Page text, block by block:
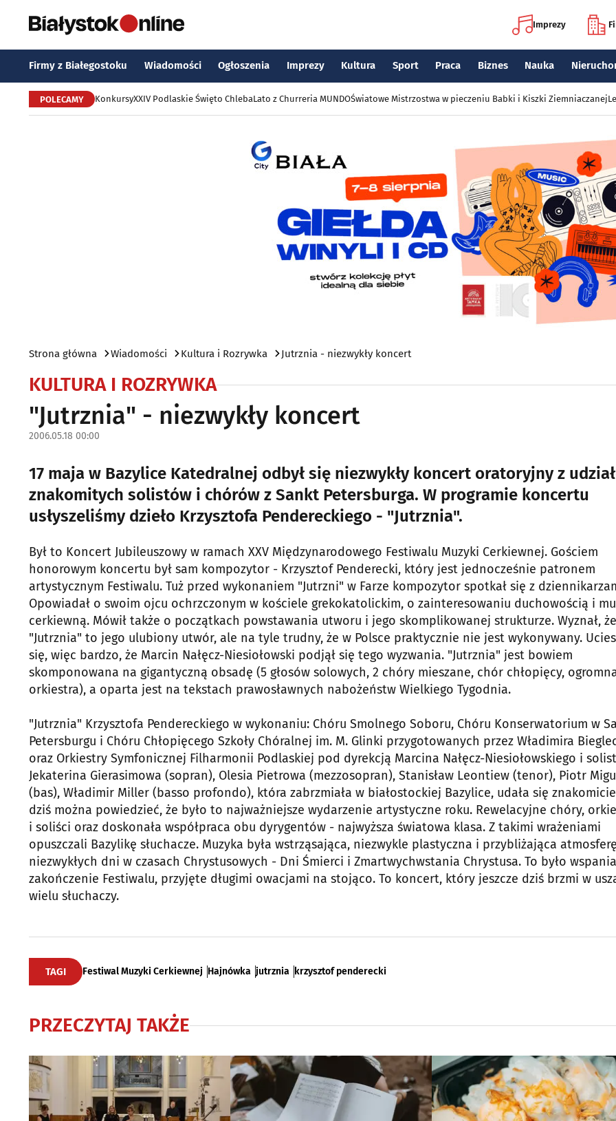
Imprezy
Firmy z Białegostoku Wiadomości Ogłoszenia Imprezy Kultura Sport Praca Biznes Nauka
POLECAMY KonkursyXXIV Podlaskie Święto ChlebaLato z Churreria MUNDOŚwiatowe Mistrzostwa w pieczeniu Babki i Kiszki Ziemniaczanej
Strona główna Wiadomości Kultura i Rozrywka Jutrznia - niezwykły koncert
KULTURA I ROZRYWKA
"Jutrznia" - niezwykły koncert
2006.05.18 00:00
17 maja w Bazylice Katedralnej odbył się niezwykły koncert oratoryjny z
znakomitych solistów i chórów z Sankt Petersburga. W programie koncertu
usłyszeliśmy dzieło Krzysztofa Pendereckiego - "Jutrznia".
Był to Koncert Jubileuszowy w ramach XXV Międzynarodowego Festiwalu Muzyki Cerkiewnej. Gościem
honorowym koncertu był sam kompozytor - Krzysztof Penderecki, który jest jednocześnie patronem
artystycznym Festiwalu. Tuż przed wykonaniem "Jutrzni" w Farze kompozytor spotkał się z
Opowiadał o swoim ojcu ochrzczonym w kościele grekokatolickim, o zainteresowaniu duchowością i
cerkiewną. Mówił także o początkach powstawania utworu i jego skomplikowanej strukturze. Wyznał, że
"Jutrznia" to jego ulubiony utwór, ale na tyle trudny, że w Polsce praktycznie nie jest wykonywany.
się, więc bardzo, że Marcin Nałęcz-Niesiołowski podjął się tego wyzwania. "Jutrznia" jest bowiem
skomponowana na gigantyczną obsadę (5 głosów solowych, 2 chóry mieszane, chór chłopięcy,
orkiestra), a oparta jest na tekstach prawosławnych nabożeństw Wielkiego Tygodnia.
"Jutrznia" Krzysztofa Pendereckiego w wykonaniu: Chóru Smolnego Soboru, Chóru Konserwatorium w
Petersburgu i Chóru Chłopięcego Szkoły Chóralnej im. M. Glinki przygotowanych przez Władimira
oraz Orkiestry Symfonicznej Filharmonii Podlaskiej pod dyrekcją Marcina Nałęcz-Niesiołowskiego i
Jekaterina Gierasimowa (sopran), Olesia Pietrowa (mezzosopran), Stanisław Leontiew (tenor), Piotr
(bas), Władimir Miller (basso profondo), która zabrzmiała w białostockiej Bazylice, udała się
dziś można powiedzieć, że było to najważniejsze wydarzenie artystyczne roku. Rewelacyjne chóry,
i soliści oraz doskonała współpraca obu dyrygentów - najwyższa światowa klasa. Z takimi wrażeniami
opuszczali Bazylikę słuchacze. Muzyka była wstrząsająca, niezwykle plastyczna i przybliżająca
niezwykłych dni w czasach Chrystusowych - Dni Śmierci i Zmartwychwstania Chrystusa. To było
zakończenie Festiwalu, przyjęte długimi owacjami na stojąco. To koncert, który jeszcze dziś brzmi w
wielu słuchaczy.
TAGI Festiwal Muzyki Cerkiewnej Hajnówka jutrznia krzysztof penderecki
PRZECZYTAJ TAKŻE